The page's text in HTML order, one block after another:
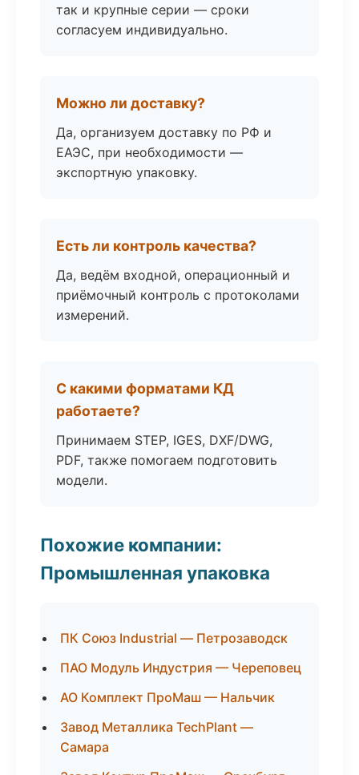
так и крупные серии — сроки
согласуем индивидуально.
Можно ли доставку?
Да, организуем доставку по РФ и
ЕАЭС, при необходимости —
экспортную упаковку.
Есть ли контроль качества?
Да, ведём входной, операционный и
приёмочный контроль с протоколами
измерений.
С какими форматами КД
работаете?
Принимаем STEP, IGES, DXF/DWG,
PDF, также помогаем подготовить
модели.
Похожие компании:
Промышленная упаковка
ПК Союз Industrial — Петрозаводск
ПАО Модуль Индустрия — Череповец
АО Комплект ПроМаш — Нальчик
Завод Металлика TechPlant —
Самара